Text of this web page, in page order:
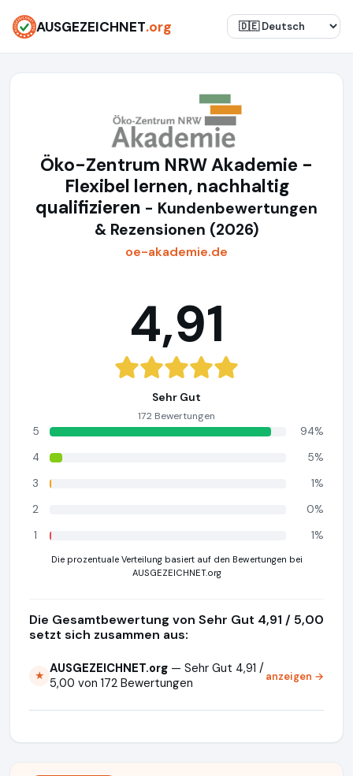
AUSGEZEICHNET.org
Öko-Zentrum NRW Akademie -
Flexibel lernen, nachhaltig
qualifizieren - Kundenbewertungen
& Rezensionen (2026)
oe-akademie.de
4,91
Sehr Gut
172 Bewertungen
5
94%
4
5%
3
1%
2
0%
1
1%
Die prozentuale Verteilung basiert auf den Bewertungen bei
AUSGEZEICHNET.org
Die Gesamtbewertung von Sehr Gut 4,91 / 5,00
setzt sich zusammen aus:
★ AUSGEZEICHNET.org — Sehr Gut 4,91 /
5,00 von 172 Bewertungen
anzeigen →